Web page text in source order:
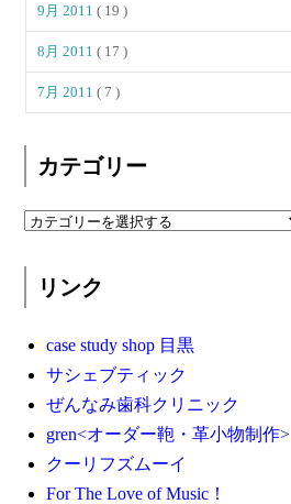
9月 2011( 19 )
8月 2011( 17 )
7月 2011( 7 )
カテゴリー
リンク
case study shop 目黒
サシェブティック
ぜんなみ歯科クリニック
gren<オーダー鞄・革小物制作>
クーリフズムーイ
For The Love of Music！